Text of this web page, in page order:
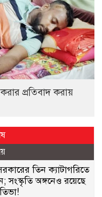
প্রতিবাদ করায়
তিন ক্যাটাগরিতে
সংস্কৃতি অঙ্গনেও রয়েছে